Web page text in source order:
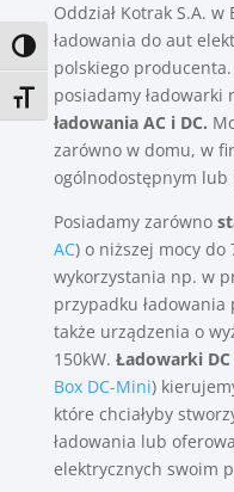
Toggle High Contrast
Toggle Font size
Oddział Kotrak S.A.
ładowania do aut
polskiego
posiadamy ładowarki
ładowania AC i DC.
zarówno w domu, w
ogólnodostępnym lub
Posiadamy zarówno
AC) o niższej mocy do
wykorzystania np. w
przypadku
także urządzenia o
150kW. Ładowarki DC
Box DC-Mini)
które chciałyby
ładowania lub
elektrycznych swoim